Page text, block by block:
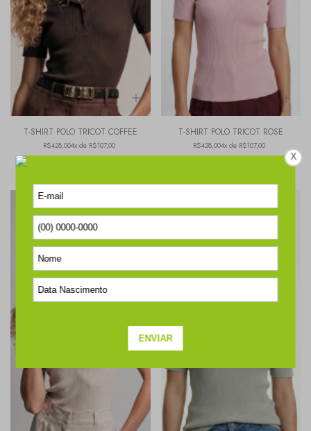
T-SHIRT POLO TRICOT COFFEE
R$428,004x de R$107,00
T-SHIRT POLO TRICOT ROSE
R$428,004x de R$107,00
X